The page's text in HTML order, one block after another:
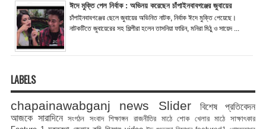
ঈদে মুক্তি পেল নির্বাক : অভিনয় করেছেন চাঁপাইনবাবগঞ্জের জুবায়ের
চাঁপাইনবাবগঞ্জের ছেলে জুবায়ের অভিনিত নাটক, নির্বাক ঈদে মুক্তি পেয়েছে।
নাটকটিতে জুবায়েরের সহ শিল্পীরা হলেন তাসনিয়া ফারিন, মনিরা মিঠু ও সায়েদ ...
LABELS
chapainawabganj news Slider
বিশেষ প্রতিবেদন
আজকে সারাদিনে সংগঠন সংবাদ শিক্ষাঙ্গন রাজনীতির মাঠে শোক খেলার মাঠে
সাক্ষাৎকার